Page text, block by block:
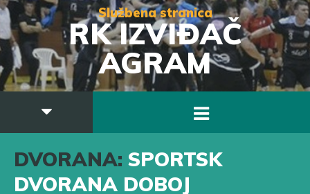
Službena stranica
RK IZVIĐAČ
AGRAM
DVORANA: SPORTSK
DVORANA DOBOJ